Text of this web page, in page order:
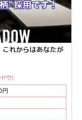
これからはあなたが
ウ
円